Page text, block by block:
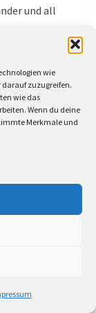
wie
zuzugreifen.
wie das
Wenn du deine
Merkmale und
und all
Stress einer
ist, dass
CDs
Bühnen zu